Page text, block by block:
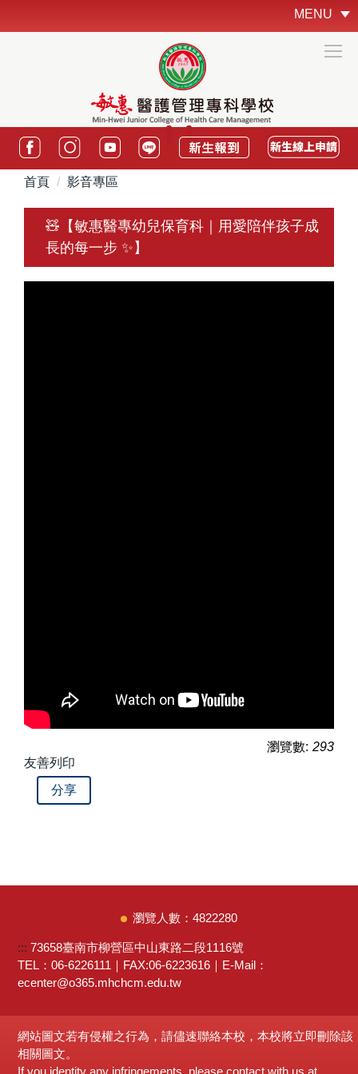
到
區
MENU
:::
首頁 影音專區
🧸【敏惠醫專幼兒保育科｜用愛陪伴孩子成
長的每一步 ✨】
瀏覽數: 293
友善列印
分享
4822280
::: 73658臺南市柳營區中山東路二段1116號
TEL：06-6226111｜FAX:06-6223616｜E-Mail：
ecenter@o365.mhchcm.edu.tw
網站圖文若有侵權之行為，請儘速聯絡本校，本校將立即刪除該
相關圖文。
If you identity any infringements, please contact with us at